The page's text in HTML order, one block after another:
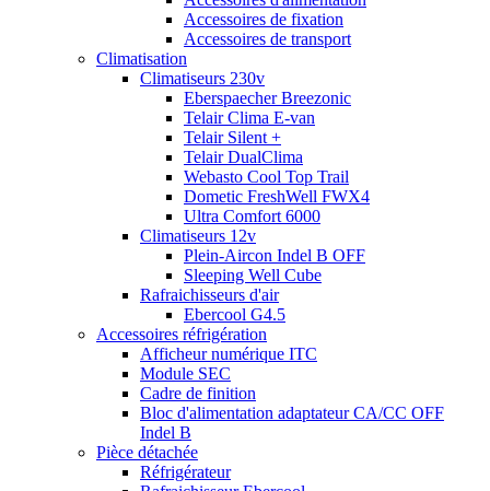
Accessoires de fixation
Accessoires de transport
Climatisation
Climatiseurs 230v
Eberspaecher Breezonic
Telair Clima E-van
Telair Silent +
Telair DualClima
Webasto Cool Top Trail
Dometic FreshWell FWX4
Ultra Comfort 6000
Climatiseurs 12v
Plein-Aircon Indel B OFF
Sleeping Well Cube
Rafraichisseurs d'air
Ebercool G4.5
Accessoires réfrigération
Afficheur numérique ITC
Module SEC
Cadre de finition
Bloc d'alimentation adaptateur CA/CC OFF
Indel B
Pièce détachée
Réfrigérateur